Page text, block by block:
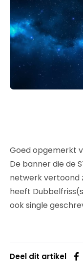
Goed opgemerkt
De banner die de
netwerk vertoond
heeft
ook single
Deel dit artikel